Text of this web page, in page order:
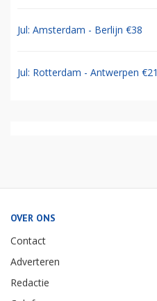
Jul: Amsterdam - Berlijn €38
Jul: Rotterdam - Antwerpen €21
OVER ONS
Contact
Adverteren
Redactie